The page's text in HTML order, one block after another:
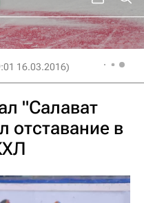
16.03.2016)
"Салават
отставание в